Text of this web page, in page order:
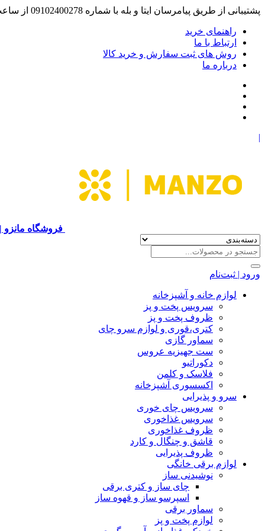
پشتیبانی از طریق پیامرسان ایتا و بله با شماره 09102400278 از ساعت 10 الی 18
راهنمای خرید
ارتباط با ما
روش های ثبت سفارش و خرید کالا
درباره ما
|
فروشگاه مانزو
ورود | ثبت‌نام
لوازم خانه و آشپزخانه
سرویس پخت و پز
ظروف پخت و پز
کتری،قوری و لوازم سرو چای
سماور گازی
ست جهیزیه عروس
دکوراتیو
فلاسک و کلمن
اکسسوری آشپزخانه
سرو و پذیرایی
سرویس چای خوری
سرویس غذاخوری
ظروف غذاخوری
قاشق و چنگال و کارد
ظروف پذیرایی
لوازم برقی خانگی
نوشیدنی ساز
چای ساز و کتری برقی
اسپرسو ساز و قهوه ساز
سماور برقی
لوازم پخت و پز